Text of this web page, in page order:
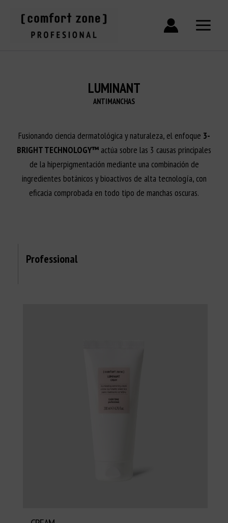
LUMINANT
ANTIMANCHAS
Fusionando ciencia dermatológica y naturaleza, el enfoque 3-
BRIGHT TECHNOLOGY™ actúa sobre las 3 causas principales
de la hiperpigmentación mediante una combinación de
ingredientes botánicos y bioactivos de alta tecnología, con
eficacia comprobada en todo tipo de manchas oscuras.
Professional